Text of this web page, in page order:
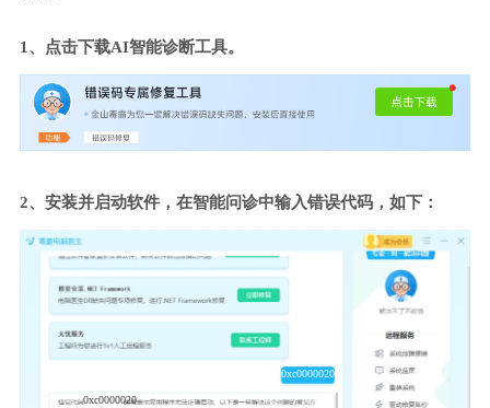
1、点击下载AI智能诊断工具。
2、安装并启动软件，在智能问诊中输入错误代码，如下：
0xc0000020
0xc0000020